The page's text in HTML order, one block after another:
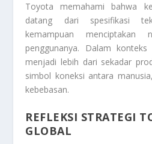
Toyota memahami bahwa
datang dari spesifikasi
kemampuan menciptakan
penggunanya. Dalam
menjadi lebih dari sekadar
simbol koneksi antara
kebebasan.
REFLEKSI STRATEGI
GLOBAL